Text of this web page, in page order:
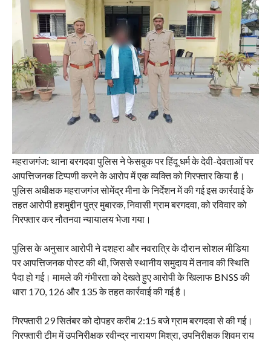
महराजगंज: थाना बरगदवा पुलिस ने फेसबुक पर हिंदू धर्म के देवी-देवताओं पर
आपत्तिजनक टिप्पणी करने के आरोप में एक व्यक्ति को गिरफ्तार किया है।
पुलिस अधीक्षक महराजगंज सोमेंद्र मीना के निर्देशन में की गई इस कार्रवाई के
तहत आरोपी हशमुद्दीन पुत्र मुबारक, निवासी ग्राम बरगदवा, को रविवार को
गिरफ्तार कर नौतनवा न्यायालय भेजा गया।
पुलिस के अनुसार आरोपी ने दशहरा और नवरात्रि के दौरान सोशल मीडिया
पर आपत्तिजनक पोस्ट की थी, जिससे स्थानीय समुदाय में तनाव की स्थिति
पैदा हो गई। मामले की गंभीरता को देखते हुए आरोपी के खिलाफ BNSS की
धारा 170, 126 और 135 के तहत कार्रवाई की गई है।
गिरफ्तारी 29 सितंबर को दोपहर करीब 2:15 बजे ग्राम बरगदवा से की गई।
गिरफ्तारी टीम में उपनिरीक्षक रवीन्द्र नारायण मिश्रा, उपनिरीक्षक शिवम राय